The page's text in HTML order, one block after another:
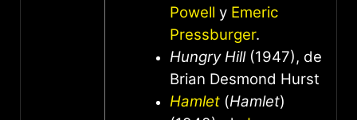
Powell y Emeric
Pressburger.
Hungry Hill(1947), de
Brian Desmond Hurst
Hamlet (Hamlet)